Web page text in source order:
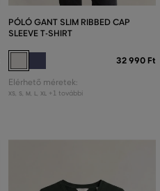
PÓLÓ GANT SLIM RIBBED CAP
SLEEVE T-SHIRT
32 990 Ft
Elérhető méretek:
XS, S, M L XL +1 további